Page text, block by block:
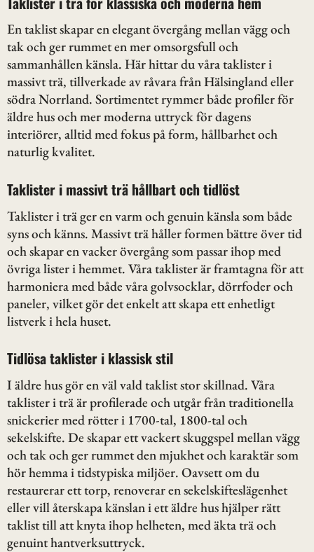
En taklist skapar en elegant övergång mellan vägg och
tak och ger rummet en mer omsorgsfull och
sammanhållen känsla. Här hittar du våra taklister i
massivt trä, tillverkade av råvara från Hälsingland eller
södra Norrland. Sortimentet rymmer både profiler för
äldre hus och mer moderna uttryck för dagens
interiörer, alltid med fokus på form, hållbarhet och
naturlig kvalitet.
Taklister i massivt trä hållbart och tidlöst
Taklister i trä ger en varm och genuin känsla som både
syns och känns. Massivt trä håller formen bättre över tid
och skapar en vacker övergång som passar ihop med
övriga lister i hemmet. Våra taklister är framtagna för att
harmoniera med både våra golvsocklar, dörrfoder och
paneler, vilket gör det enkelt att skapa ett enhetligt
listverk i hela huset.
Tidlösa taklister i klassisk stil
I äldre hus gör en väl vald taklist stor skillnad. Våra
taklister i trä är profilerade och utgår från traditionella
snickerier med rötter i 1700-tal, 1800-tal och
sekelskifte. De skapar ett vackert skuggspel mellan vägg
och tak och ger rummet den mjukhet och karaktär som
hör hemma i tidstypiska miljöer. Oavsett om du
restaurerar ett torp, renoverar en sekelskifteslägenhet
eller vill återskapa känslan i ett äldre hus hjälper rätt
taklist till att knyta ihop helheten, med äkta trä och
genuint hantverksuttryck.